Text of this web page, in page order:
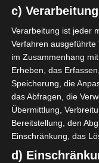
eine
Die
c) Verarbeitung
Verarbeitung ist jeder
Verfahren
im Zusammenhang
Erheben, das
Speicherung, die
das Abfragen, die
Übermittlung,
Bereitstellung, den
Einschränkung, das
d)